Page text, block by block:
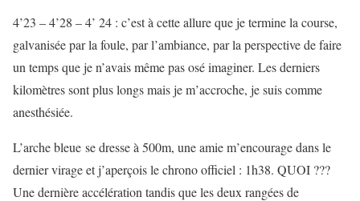
4’23 – 4’28 – 4’ 24 : c’est à cette allure que je termine la course,
galvanisée par la foule, par l’ambiance, par la perspective de faire
un temps que je n’avais même pas osé imaginer. Les derniers
kilomètres sont plus longs mais je m’accroche, je suis comme
anesthésiée.
L’arche bleue se dresse à 500m, une amie m’encourage dans le
dernier virage et j’aperçois le chrono officiel : 1h38. QUOI ???
Une dernière accélération tandis que les deux rangées de